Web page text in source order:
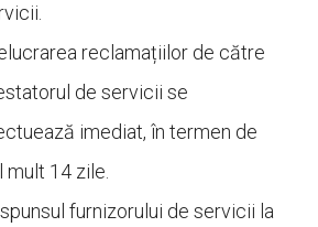
reclamațiilor de către
de servicii se
imediat, în termen de
mult 14 zile.
furnizorului de servicii la